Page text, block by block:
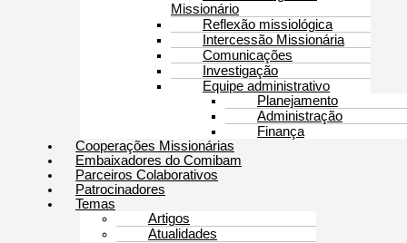
Missionário
Reflexão missiológica
Intercessão Missionária
Comunicações
Investigação
Equipe administrativo
Planejamento
Administração
Finança
Cooperações Missionárias
Embaixadores do Comibam
Parceiros Colaborativos
Patrocinadores
Temas
Artigos
Atualidades